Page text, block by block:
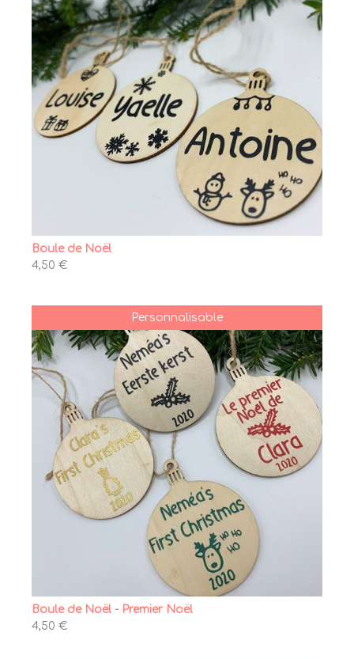
Boule de Noël
4,50 €
Personnalisable
Boule de Noël - Premier Noël
4,50 €